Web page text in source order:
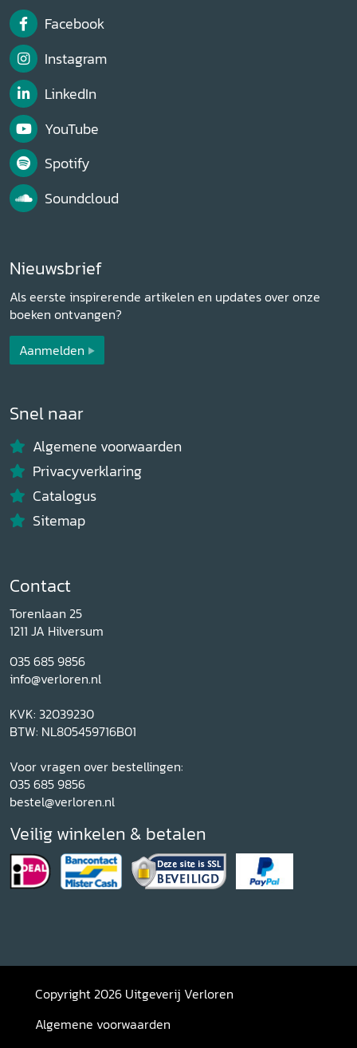
Facebook
Instagram
LinkedIn
YouTube
Spotify
Soundcloud
Nieuwsbrief
Als eerste inspirerende artikelen en updates over onze
boeken ontvangen?
Aanmelden
Snel naar
Algemene voorwaarden
Privacyverklaring
Catalogus
Sitemap
Contact
Torenlaan 25
1211 JA Hilversum
035 685 9856
info@verloren.nl
KVK: 32039230
BTW: NL805459716B01
Voor vragen over bestellingen:
035 685 9856
bestel@verloren.nl
Veilig winkelen & betalen
Copyright 2026 Uitgeverij Verloren
Algemene voorwaarden